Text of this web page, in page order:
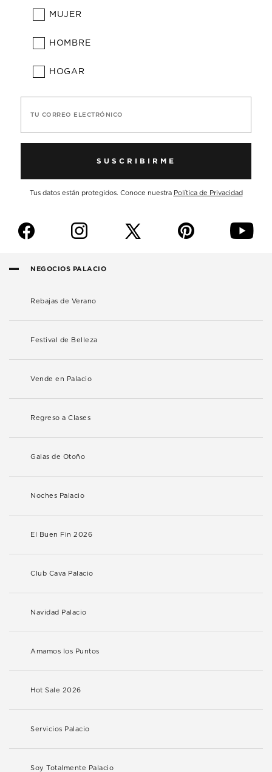
MUJER
HOMBRE
HOGAR
TU CORREO ELECTRÓNICO
SUSCRIBIRME
Tus datos están protegidos. Conoce nuestra Política de Privacidad
f i p y
NEGOCIOS PALACIO
Rebajas de Verano
Festival de Belleza
Vende en Palacio
Regreso a Clases
Galas de Otoño
Noches Palacio
El Buen Fin 2026
Club Cava Palacio
Navidad Palacio
Amamos los Puntos
Hot Sale 2026
Servicios Palacio
Soy Totalmente Palacio